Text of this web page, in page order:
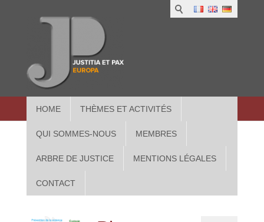
HOME THÈMES ET ACTIVITÉS
QUI SOMMES-NOUS MEMBRES
ARBRE DE JUSTICE MENTIONS LÉGALES
CONTACT
in